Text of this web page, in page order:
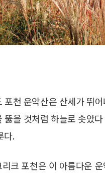
포천 운악산은 산세가 뛰
뚫을 것처럼 하늘로 솟았
다.
리크 포천은 이 아름다운